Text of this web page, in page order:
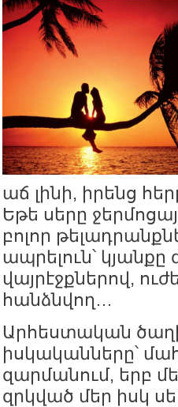
աճ լինի, իրենց
Եթե սերը
բոլոր
ապրելուն՝ կյանքը
վայրէջքներով,
հանձնվող…
Արհեստական
իսկականները՝
զարմանում, երբ
զրկված մեր իսկ